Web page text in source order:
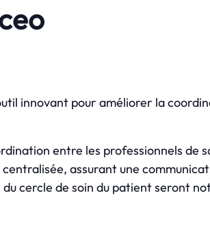
innovant pour améliorer la
entre les professionnels de
assurant une
cercle de soin du patient seront